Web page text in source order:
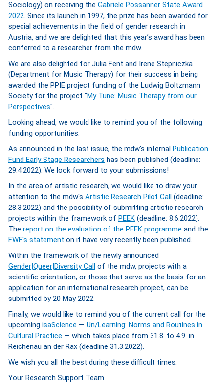
Sociology) on receiving the Gabriele Possanner State Award
2022. Since its launch in 1997, the prize has been awarded for
special achievements in the field of gender research in
Austria, and we are delighted that this year’s award has been
conferred to a researcher from the mdw.
We are also delighted for Julia Fent and Irene Stepniczka
(Department for Music Therapy) for their success in being
awarded the PPIE project funding of the Ludwig Boltzmann
Society for the project "My Tune: Music Therapy from our
Perspectives".
Looking ahead, we would like to remind you of the following
funding opportunities:
As announced in the last issue, the mdw's internal Publication
Fund Early Stage Researchers has been published (deadline:
29.4.2022). We look forward to your submissions!
In the area of artistic research, we would like to draw your
attention to the mdw's Artistic Research Pilot Call (deadline:
28.3.2022) and the possibility of submitting artistic research
projects within the framework of PEEK (deadline: 8.6.2022).
The report on the evaluation of the PEEK programme and the
FWF's statement on it have very recently been published.
Within the framework of the newly announced
Gender|Queer|Diversity Call of the mdw, projects with a
scientific orientation, or those that serve as the basis for an
application for an international research project, can be
submitted by 20 May 2022.
Finally, we would like to remind you of the current call for the
upcoming isaScience — Un/Learning: Norms and Routines in
Cultural Practice — which takes place from 31.8. to 4.9. in
Reichenau an der Rax (deadline 31.3.2022).
We wish you all the best during these difficult times.
Your Research Support Team